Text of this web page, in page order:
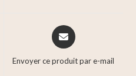
Envoyer ce produit par e-mail